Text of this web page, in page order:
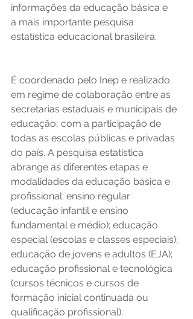
informações da educação básica e
a mais importante pesquisa
estatística educacional brasileira.
É coordenado pelo Inep e realizado
em regime de colaboração entre as
secretarias estaduais e municipais de
educação, com a participação de
todas as escolas públicas e privadas
do país. A pesquisa estatística
abrange as diferentes etapas e
modalidades da educação básica e
profissional: ensino regular
(educação infantil e ensino
fundamental e médio); educação
especial (escolas e classes especiais);
educação de jovens e adultos (EJA);
educação profissional e tecnológica
(cursos técnicos e cursos de
formação inicial continuada ou
qualificação profissional).